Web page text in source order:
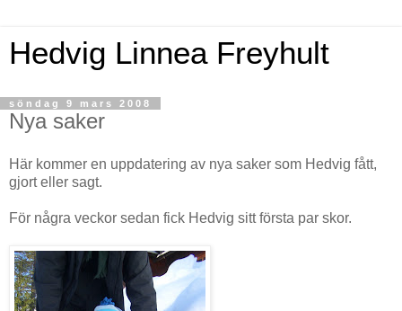
Hedvig Linnea Freyhult
söndag 9 mars 2008
Nya saker
Här kommer en uppdatering av nya saker som Hedvig fått,
gjort eller sagt.
För några veckor sedan fick Hedvig sitt första par skor.